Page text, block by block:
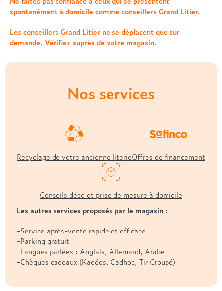
spontanément à domicile comme conseillers Grand Litier.
Les conseillers Grand Litier ne se déplacent que sur
demande. Vérifiez auprès de votre magasin.
Nos services
Recyclage de votre ancienne literieOffres de financement
Conseils déco et prise de mesure à domicile
Les autres services proposés par le magasin :
-Service après-vente rapide et efficace
-Parking gratuit
-Langues parlées : Anglais, Allemand, Arabe
-Chèques cadeaux (Kadéos, Cadhoc, Tir Groupé)